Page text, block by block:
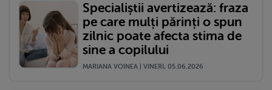
Specialiștii avertizează: fraza
pe care mulți părinți o spun
zilnic poate afecta stima de
sine a copilului
MARIANA VOINEA | VINERI, 05.06.2026